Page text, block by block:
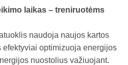
laikas – treniruotėms
naudoja naujos kartos
optimizuoja energijos
nuostolius važiuojant.